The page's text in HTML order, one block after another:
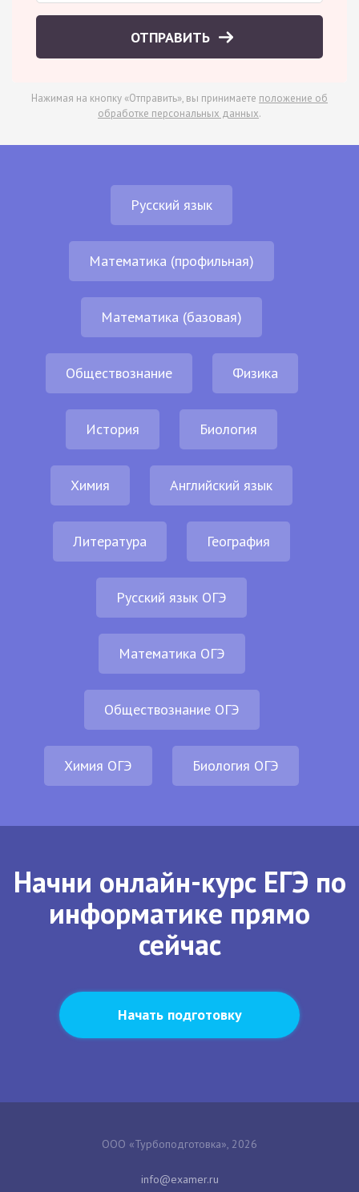
ОТПРАВИТЬ
Нажимая на кнопку «Отправить», вы принимаете положение об
обработке персональных данных.
Русский язык
Математика (профильная)
Математика (базовая)
Обществознание Физика
История Биология
Химия Английский язык
Литература География
Русский язык ОГЭ
Математика ОГЭ
Обществознание ОГЭ
Химия ОГЭ Биология ОГЭ
Начни онлайн-курс ЕГЭ по
информатике прямо
сейчас
Начать подготовку
ООО «Турбоподготовка», 2026